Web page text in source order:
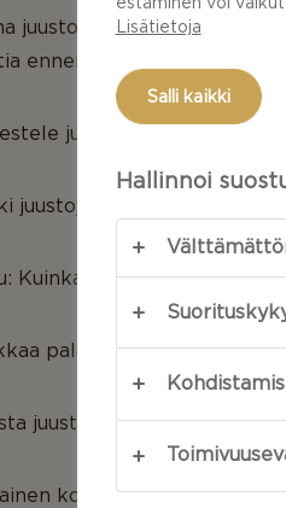
juustojen olla
ennen tarjoilua – kovat
juustot voimakkuuden
juustoja. Kuinka kuvailisit
Kuinka kuvailisit tuoksua?
pala juustosta.
juustoa ja pureskele
koostumus on?
Lisätietoja
Salli kaikki
Hallinnoi